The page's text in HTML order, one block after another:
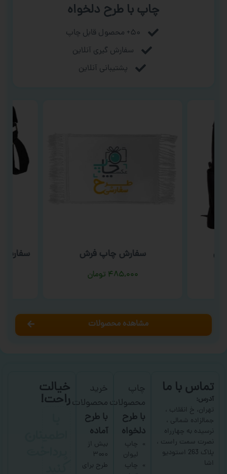
چاپ با طرح دلخواه
۵۰+ محصول قابل چاپ
سفارش گیری آنلاین
پشتیبانی آنلاین
سفارش چاپ فرش
۴۸۵,۰۰۰ تومان
سفارش
مشاهده محصولات
تماس با ما
آدرس:
تهران، خ انقلاب ،
جمالزاده شمالی ،
نرسیده به چهارراه
نصرت سمت راست ،
پلاک 263 استودیو
اشا
چاپ
محصولات
با طرح
دلخواه
چاپ
لیوان
چاپ
خرید
محصولات
با طرح
آماده
بیش از
۳۰۰۰
طرح برای
خیالت
راحت!